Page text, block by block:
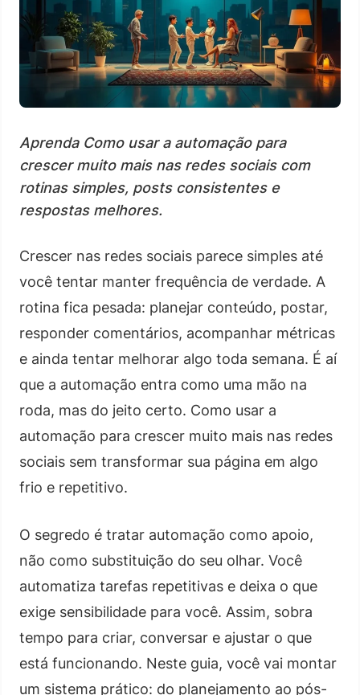
Aprenda Como usar a automação para
crescer muito mais nas redes sociais com
rotinas simples, posts consistentes e
respostas melhores.
Crescer nas redes sociais parece simples até
você tentar manter frequência de verdade. A
rotina fica pesada: planejar conteúdo, postar,
responder comentários, acompanhar métricas
e ainda tentar melhorar algo toda semana. É aí
que a automação entra como uma mão na
roda, mas do jeito certo. Como usar a
automação para crescer muito mais nas redes
sociais sem transformar sua página em algo
frio e repetitivo.
O segredo é tratar automação como apoio,
não como substituição do seu olhar. Você
automatiza tarefas repetitivas e deixa o que
exige sensibilidade para você. Assim, sobra
tempo para criar, conversar e ajustar o que
está funcionando. Neste guia, você vai montar
um sistema prático: do planejamento ao pós-